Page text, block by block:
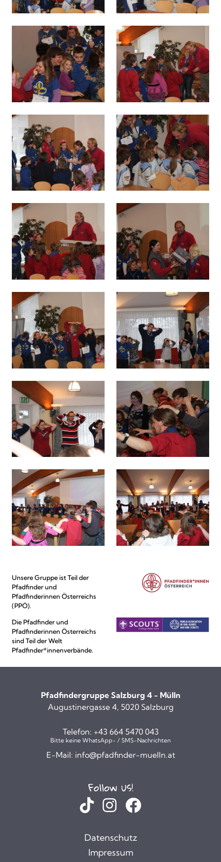
Unsere Gruppe ist Teil der
Pfadfinder und
Pfadfinderinnen Österreichs
(PPÖ).
Die Pfadfinder und
Pfadfinderinnen Österreichs
sind Teil der Welt
Pfadfinder*innenverbände.
Pfadfindergruppe Salzburg 4 - Mülln
Augustinergasse 4, 5020 Salzburg
Telefon: +43 664 5470 043
Bitte keine WhatsApp- / SMS-Nachrichten
E-Mail: info@pfadfinder-muelln.at
Follow us!
Datenschutz
Impressum